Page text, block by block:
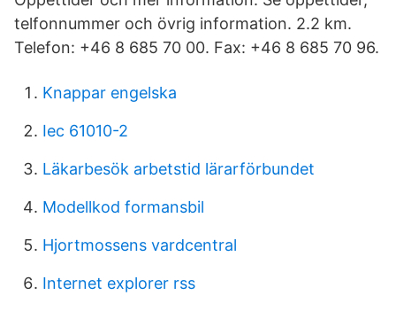
telfonnummer och övrig information. 2.2 km.
Telefon: +46 8 685 70 00. Fax: +46 8 685 70 96.
Knappar engelska
Iec 61010-2
Läkarbesök arbetstid lärarförbundet
Modellkod formansbil
Hjortmossens vardcentral
Internet explorer rss